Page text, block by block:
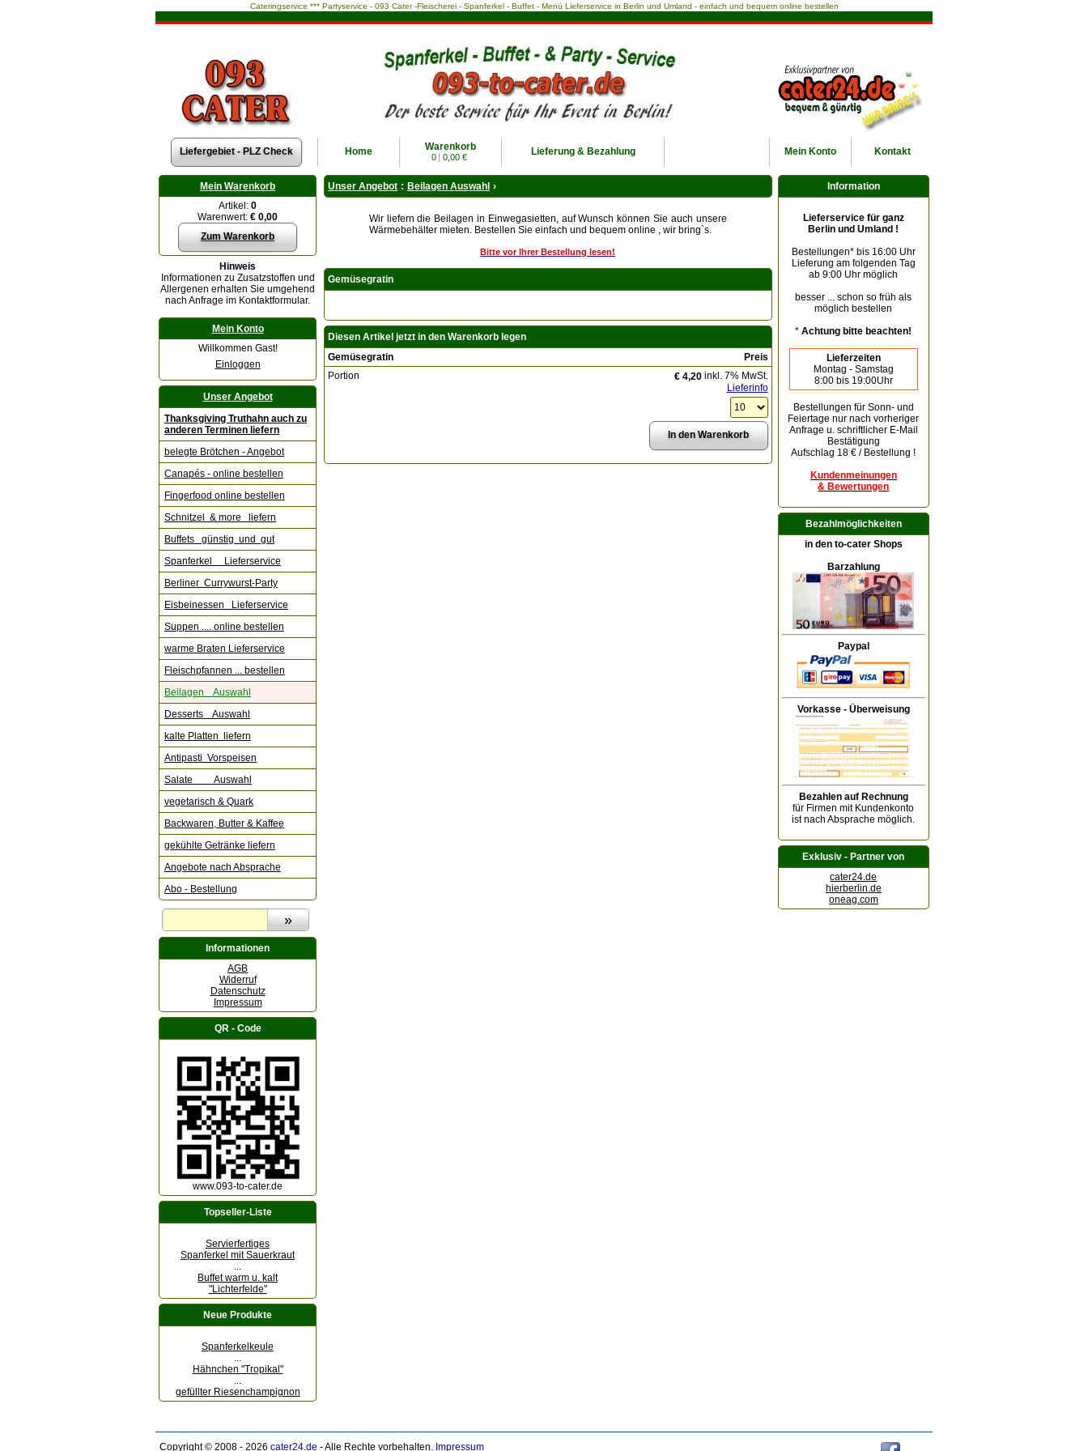
Cateringservice *** Partyservice - 093 Cater -Fleischerei - Spanferkel - Buffet - Menü Lieferservice in Berlin und Umland - einfach und bequem online bestellen
Liefergebiet - PLZ Check Home Warenkorb
0 | 0,00 € Lieferung & Bezahlung Kontakt
Mein Konto
Mein Warenkorb
Artikel: 0
Warenwert: € 0,00
Zum Warenkorb
Hinweis
Informationen zu Zusatzstoffen und
Allergenen erhalten Sie umgehend
nach Anfrage im Kontaktformular.
Mein Konto
Willkommen Gast!
Einloggen
Unser Angebot
Thanksgiving Truthahn auch zu
anderen Terminen liefern
belegte Brötchen - Angebot
Canapés - online bestellen
Fingerfood online bestellen
Schnitzel & more liefern
Buffets günstig und gut
Spanferkel Lieferservice
Berliner Currywurst-Party
Eisbeinessen Lieferservice
Suppen .... online bestellen
warme Braten Lieferservice
Fleischpfannen ... bestellen
Beilagen Auswahl
Desserts Auswahl
kalte Platten liefern
Antipasti Vorspeisen
Salate Auswahl
vegetarisch & Quark
Backwaren, Butter & Kaffee
gekühlte Getränke liefern
Angebote nach Absprache
Abo - Bestellung
Informationen
AGB
Widerruf
Datenschutz
Impressum
QR - Code
www.093-to-cater.de
Topseller-Liste
Servierfertiges
Spanferkel mit Sauerkraut
...
Buffet warm u. kalt
"Lichterfelde"
Neue Produkte
Spanferkelkeule
...
Hähnchen "Tropikal"
...
gefüllter Riesenchampignon
Unser Angebot : Beilagen Auswahl ›
Wir liefern die Beilagen in Einwegasietten, auf Wunsch können Sie auch unsere
Wärmebehälter mieten. Bestellen Sie einfach und bequem online , wir bring`s.
Bitte vor Ihrer Bestellung lesen!
Gemüsegratin
Diesen Artikel jetzt in den Warenkorb legen
Gemüsegratin
Preis
Portion
€ 4,20inkl. 7% MwSt.
Lieferinfo
Information
Lieferservice für ganz
Berlin und Umland !
Bestellungen* bis 16:00 Uhr
Lieferung am folgenden Tag
ab 9:00 Uhr möglich
besser ... schon so früh als
möglich bestellen
*Achtung bitte beachten!
Lieferzeiten
Montag - Samstag
8:00 bis 19:00Uhr
Bestellungen für Sonn- und
Feiertagenur nach vorheriger
Anfrage u. schriftlicher E-Mail
Bestätigung
Aufschlag 18 € / Bestellung !
Kundenmeinungen
& Bewertungen
Bezahlmöglichkeiten
in den to-cater Shops
Barzahlung
Paypal
Vorkasse - Überweisung
Bezahlen auf Rechnung
für Firmen mit Kundenkonto
ist nach Absprache möglich.
Exklusiv - Partner von
cater24.de
hierberlin.de
oneag.com
Copyright © 2008 - 2026 cater24.de - Alle Rechte vorbehalten. Impressum